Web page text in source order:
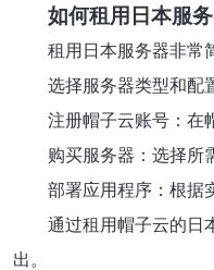
如何租用日本服务
租用日本服务器非常
选择服务器类型和配
注册帽子云账号：在
购买服务器：选择所
部署应用程序：根据
通过租用帽子云的日
出。